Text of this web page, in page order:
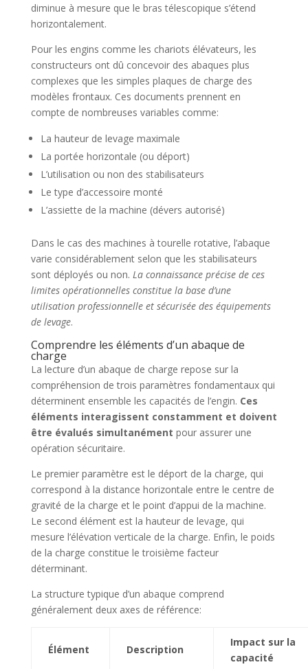
diminue à mesure que le bras télescopique s’étend
horizontalement.
Pour les engins comme les chariots élévateurs, les
constructeurs ont dû concevoir des abaques plus
complexes que les simples plaques de charge des
modèles frontaux. Ces documents prennent en
compte de nombreuses variables comme:
La hauteur de levage maximale
La portée horizontale (ou déport)
L’utilisation ou non des stabilisateurs
Le type d’accessoire monté
L’assiette de la machine (dévers autorisé)
Dans le cas des machines à tourelle rotative, l’abaque
varie considérablement selon que les stabilisateurs
sont déployés ou non. La connaissance précise de ces
limites opérationnelles constitue la base d’une
utilisation professionnelle et sécurisée des équipements
de levage.
Comprendre les éléments d’un abaque de
charge
La lecture d’un abaque de charge repose sur la
compréhension de trois paramètres fondamentaux qui
déterminent ensemble les capacités de l’engin. Ces
éléments interagissent constamment et doivent
être évalués simultanément pour assurer une
opération sécuritaire.
Le premier paramètre est le déport de la charge, qui
correspond à la distance horizontale entre le centre de
gravité de la charge et le point d’appui de la machine.
Le second élément est la hauteur de levage, qui
mesure l’élévation verticale de la charge. Enfin, le poids
de la charge constitue le troisième facteur
déterminant.
La structure typique d’un abaque comprend
généralement deux axes de référence:
Élément Description
Impact sur la
capacité